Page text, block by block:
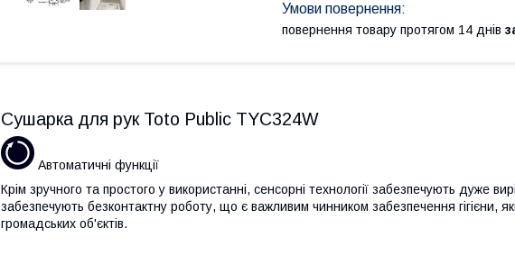
повернення товару протягом 14 днів
Сушарка для рук Toto Public TYC324W
Автоматичні функції
Крім зручного та простого у використанні, сенсорні технології забезпечують дуже
забезпечують безконтактну роботу, що є важливим чинником забезпечення гігієни,
громадських об'єктів.